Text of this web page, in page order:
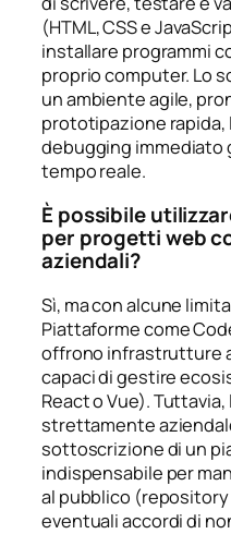
(HTML, CSS e
installare programmi
proprio computer. Lo
un ambiente agile,
prototipazione rapida,
debugging immediato
tempo reale.
È possibile
per progetti web
aziendali?
Sì, ma con alcune
Piattaforme come
offrono infrastrutture
capaci di gestire
React o Vue). Tuttavia,
strettamente
sottoscrizione di un
indispensabile per
al pubblico
eventuali accordi di